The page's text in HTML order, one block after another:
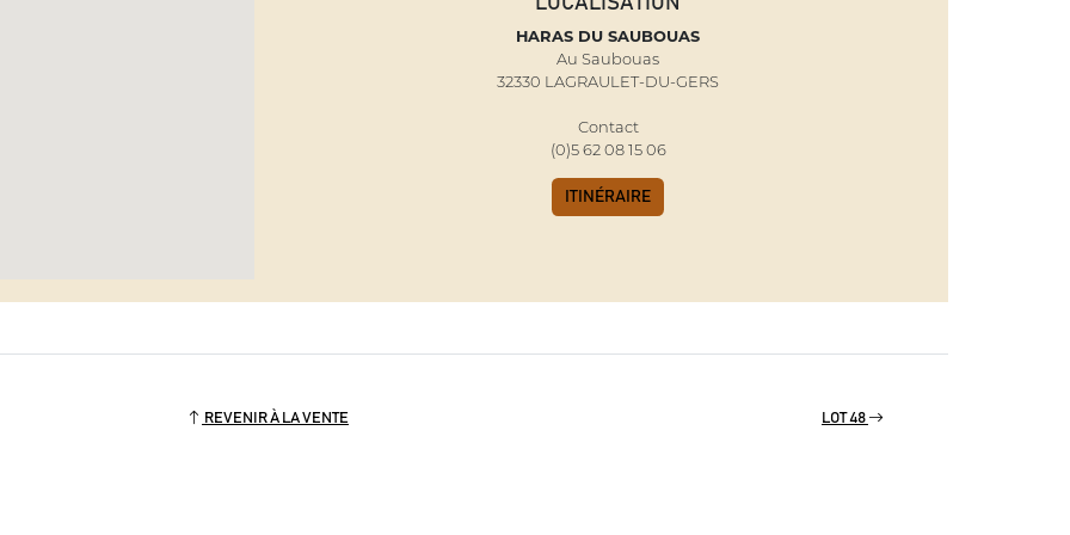
HARAS DU SAUBOUAS
Au Saubouas
32330 LAGRAULET-DU-GERS
Contact
(0)5 62 08 15 06
ITINÉRAIRE
REVENIR À LA VENTE LOT 48